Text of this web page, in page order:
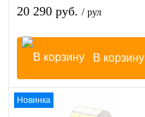
20 290 руб. / рул
В корзину
Новинка